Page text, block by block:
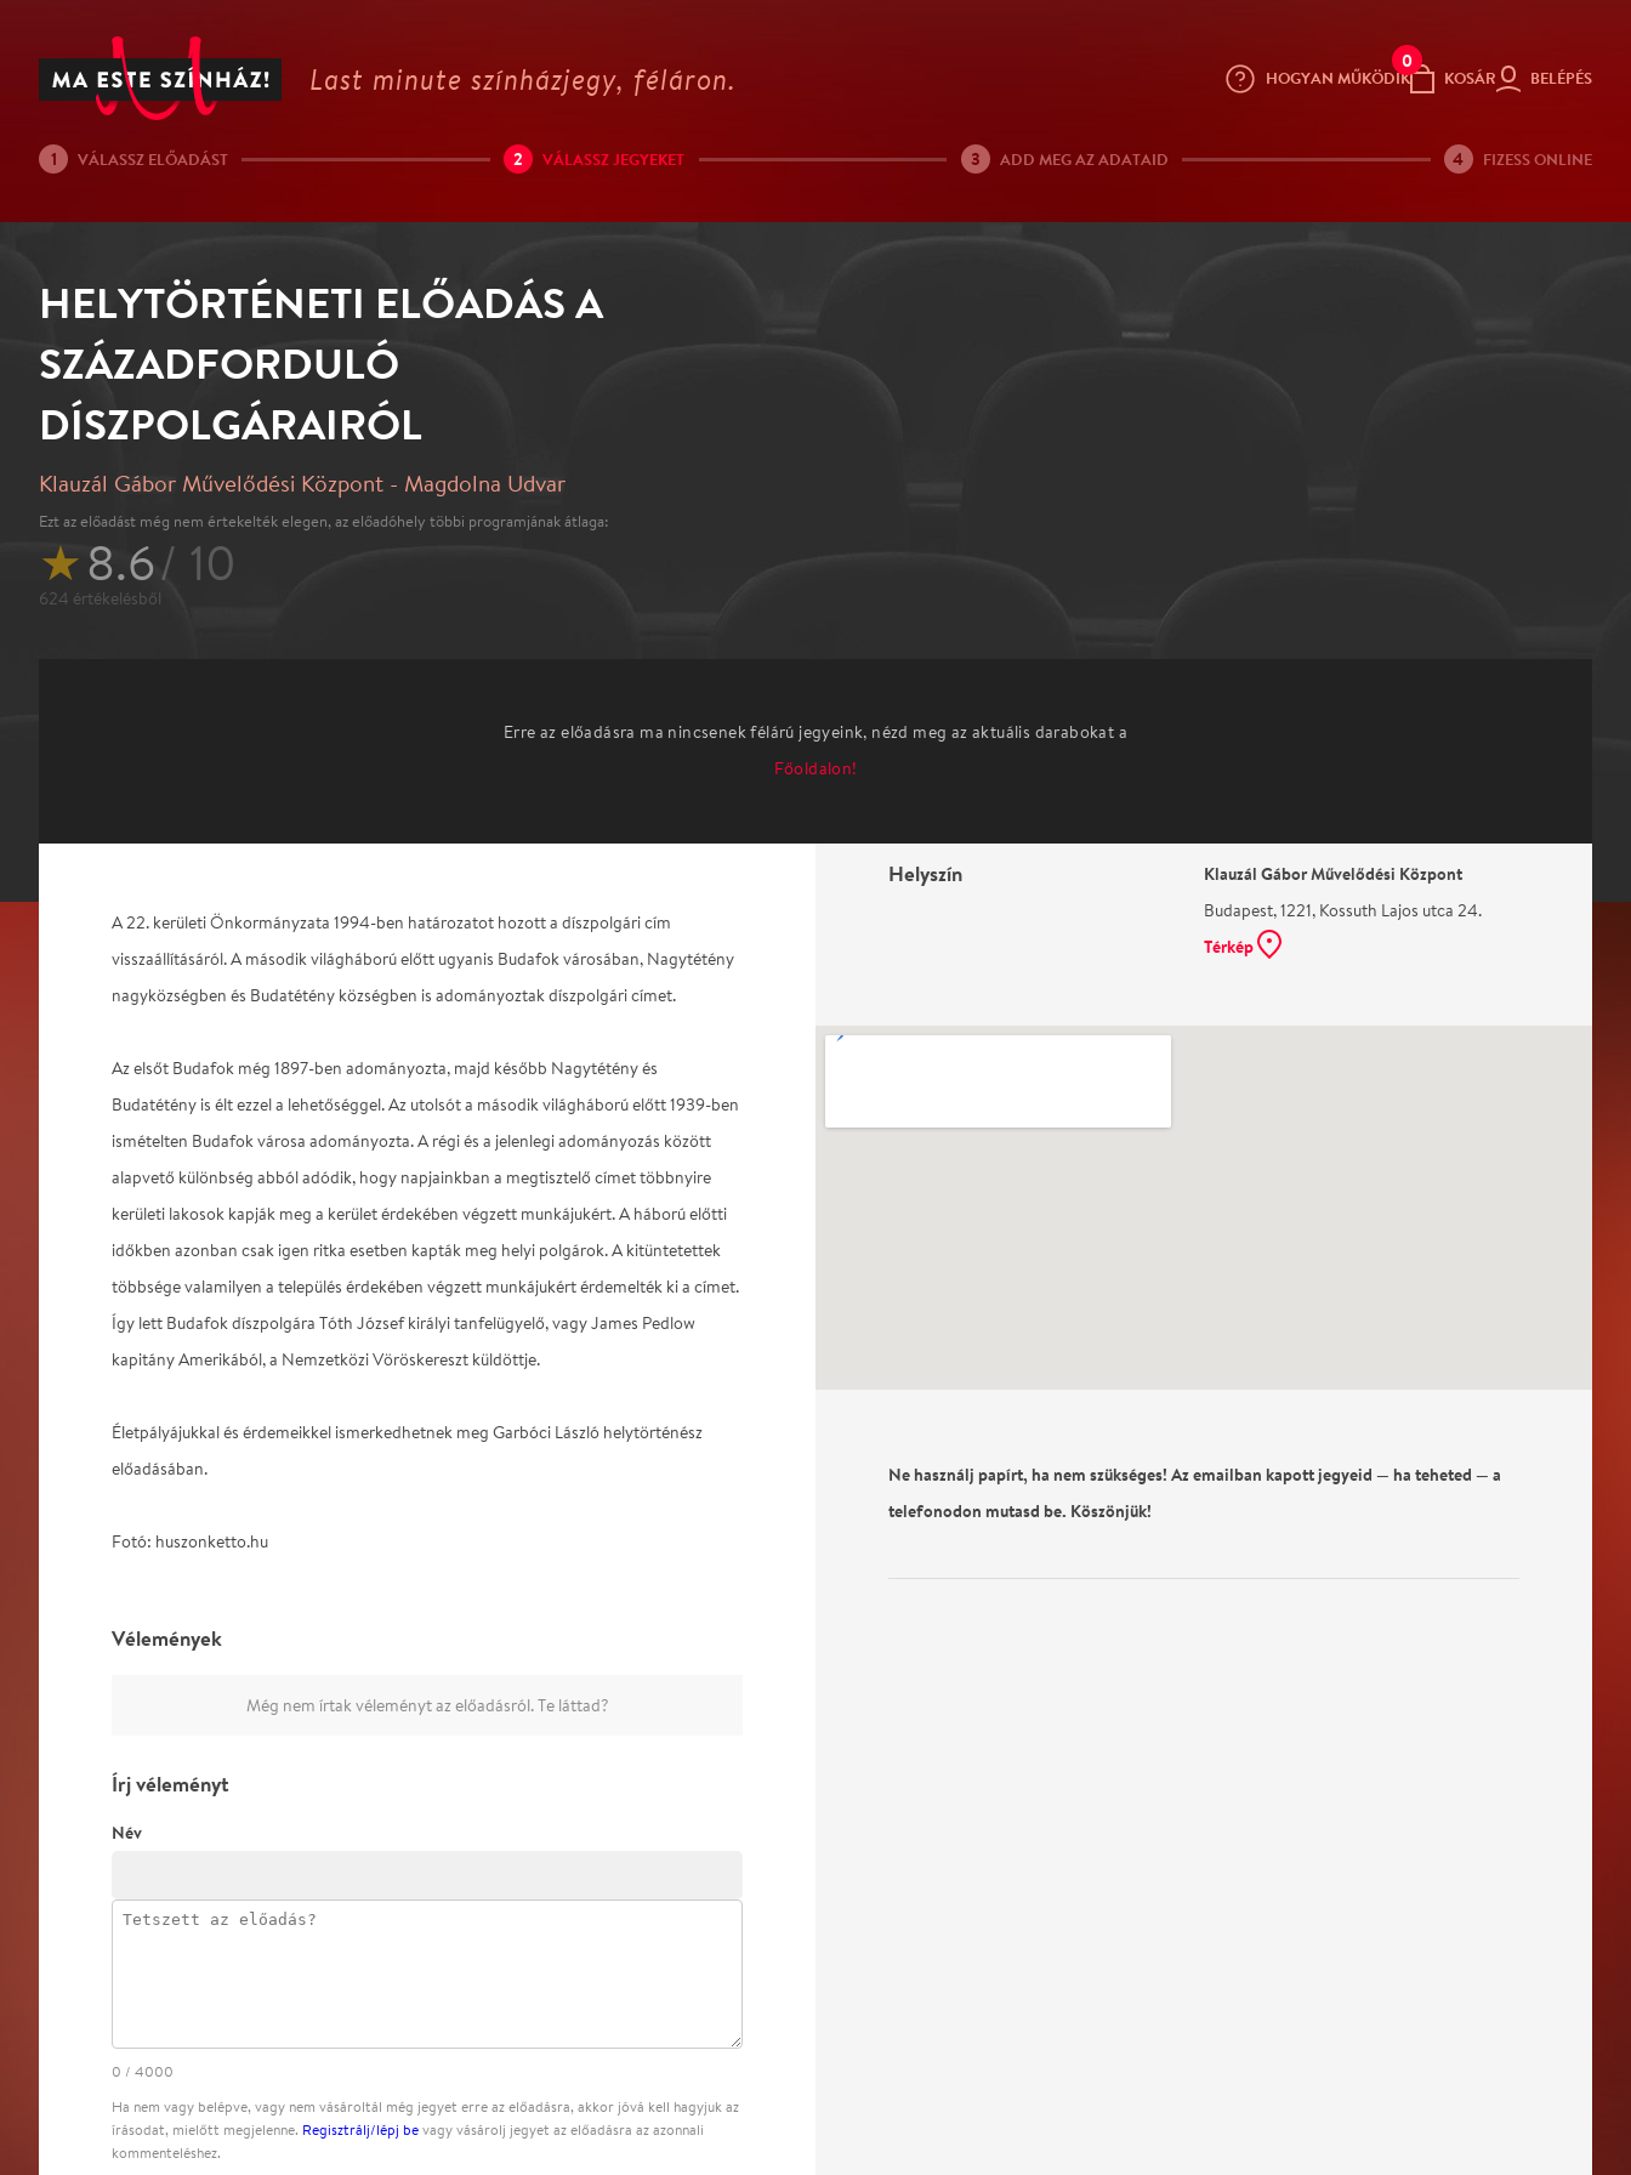
Last minute színházjegy, féláron. HOGYAN MŰKÖDIK
0
KOSÁR BELÉPÉS
1 VÁLASSZ ELŐADÁST 2 VÁLASSZ JEGYEKET 3 ADD MEG AZ ADATAID 4 FIZESS ONLINE
HELYTÖRTÉNETI ELŐADÁS A
SZÁZADFORDULÓ
DÍSZPOLGÁRAIRÓL
Klauzál Gábor Művelődési Központ - Magdolna Udvar
Ezt az előadást még nem értekelték elegen, az előadóhely többi programjának átlaga:
★8.6/ 10
624 értékelésből
Erre az előadásra ma nincsenek félárú jegyeink, nézd meg az aktuális darabokat a
Főoldalon!
A 22. kerületi Önkormányzata 1994-ben határozatot hozott a díszpolgári cím
visszaállításáról. A második világháború előtt ugyanis Budafok városában, Nagytétény
nagyközségben és Budatétény községben is adományoztak díszpolgári címet.
Az elsőt Budafok még 1897-ben adományozta, majd később Nagytétény és
Budatétény is élt ezzel a lehetőséggel. Az utolsót a második világháború előtt 1939-ben
ismételten Budafok városa adományozta. A régi és a jelenlegi adományozás között
alapvető különbség abból adódik, hogy napjainkban a megtisztelő címet többnyire
kerületi lakosok kapják meg a kerület érdekében végzett munkájukért. A háború előtti
időkben azonban csak igen ritka esetben kapták meg helyi polgárok. A kitüntetettek
többsége valamilyen a település érdekében végzett munkájukért érdemelték ki a címet.
Így lett Budafok díszpolgára Tóth József királyi tanfelügyelő, vagy James Pedlow
kapitány Amerikából, a Nemzetközi Vöröskereszt küldöttje.
Életpályájukkal és érdemeikkel ismerkedhetnek meg Garbóci László helytörténész
előadásában.
Fotó: huszonketto.hu
Helyszín Klauzál Gábor Művelődési Központ
Budapest, 1221, Kossuth Lajos utca 24.
Térkép
Ne használj papírt, ha nem szükséges! Az emailban kapott jegyeid — ha teheted — a
telefonodon mutasd be. Köszönjük!
Vélemények
Még nem írtak véleményt az előadásról. Te láttad?
Írj véleményt
Név
0 / 4000
Ha nem vagy belépve, vagy nem vásároltál még jegyet erre az előadásra, akkor jóvá kell hagyjuk az
írásodat, mielőtt megjelenne. Regisztrálj/lépj be vagy vásárolj jegyet az előadásra az azonnali
kommenteléshez.